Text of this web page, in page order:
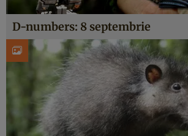
D-numbers: 8 septembrie